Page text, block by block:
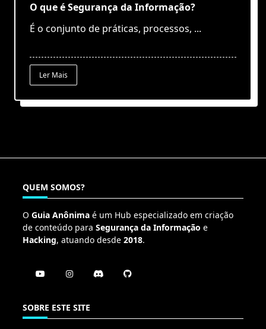
O que é Segurança da Informação?
É o conjunto de práticas, processos, ...
Ler Mais
QUEM SOMOS?
O Guia Anônima é um Hub especializado em criação
de conteúdo para Segurança da Informação e
Hacking, atuando desde 2018.
SOBRE ESTE SITE